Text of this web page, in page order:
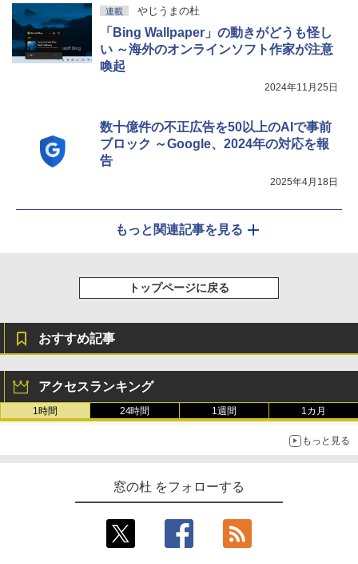
連載 やじうまの杜
「Bing Wallpaper」の動きがどうも怪し
い ～海外のオンラインソフト作家が注意
喚起
2024年11月25日
数十億件の不正広告を50以上のAIで事前
ブロック ～Google、2024年の対応を報
告
2025年4月18日
もっと関連記事を見る
トップページに戻る
おすすめ記事
アクセスランキング
1時間 24時間 1週間 1カ月
もっと見る
窓の杜 をフォローする